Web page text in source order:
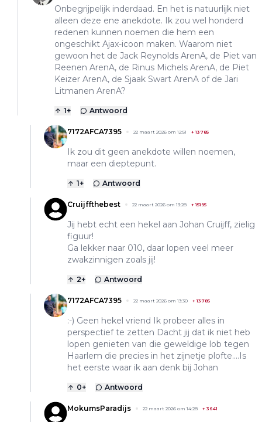
Onbegrijpelijk inderdaad. En het is natuurlijk niet
alleen deze ene anekdote. Ik zou wel honderd
redenen kunnen noemen die hem een
ongeschikt Ajax-icoon maken. Waarom niet
gewoon het de Jack Reynolds ArenA, de Piet van
Reenen ArenA, de Rinus Michels ArenA, de Piet
Keizer ArenA, de Sjaak Swart ArenA of de Jari
Litmanen ArenA?
1+ Antwoord
7172AFCA7395 22 maart 2026 om 12:51 +13785
Ik zou dit geen anekdote willen noemen,
maar een dieptepunt.
1+ Antwoord
Cruijffthebest 22 maart 2026 om 13:28 +15195
Jij hebt echt een hekel aan Johan Cruijff, zielig
figuur!
Ga lekker naar 010, daar lopen veel meer
zwakzinnigen zoals jij!
2+ Antwoord
7172AFCA7395 22 maart 2026 om 13:30 +13785
:-) Geen hekel vriend Ik probeer alles in
perspectief te zetten Dacht jij dat ik niet heb
lopen genieten van die geweldige lob tegen
Haarlem die precies in het zijnetje plofte....Is
het eerste waar ik aan denk bij Johan
0+ Antwoord
MokumsParadijs 22 maart 2026 om 14:28 + 3641